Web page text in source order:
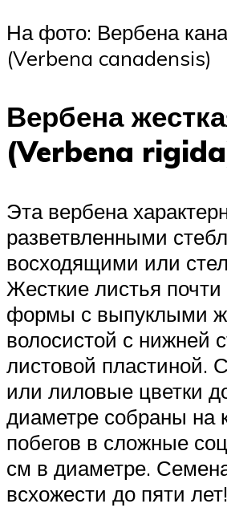
На фото: Вербена
(Verbena canadensis)
Вербена
(Verbena
Эта вербена
разветвленными
восходящими или
Жесткие листья
формы с выпуклыми
волосистой с нижней
листовой пластиной.
или лиловые цветки
диаметре собраны на
побегов в сложные
см в диаметре.
всхожести до пяти лет!